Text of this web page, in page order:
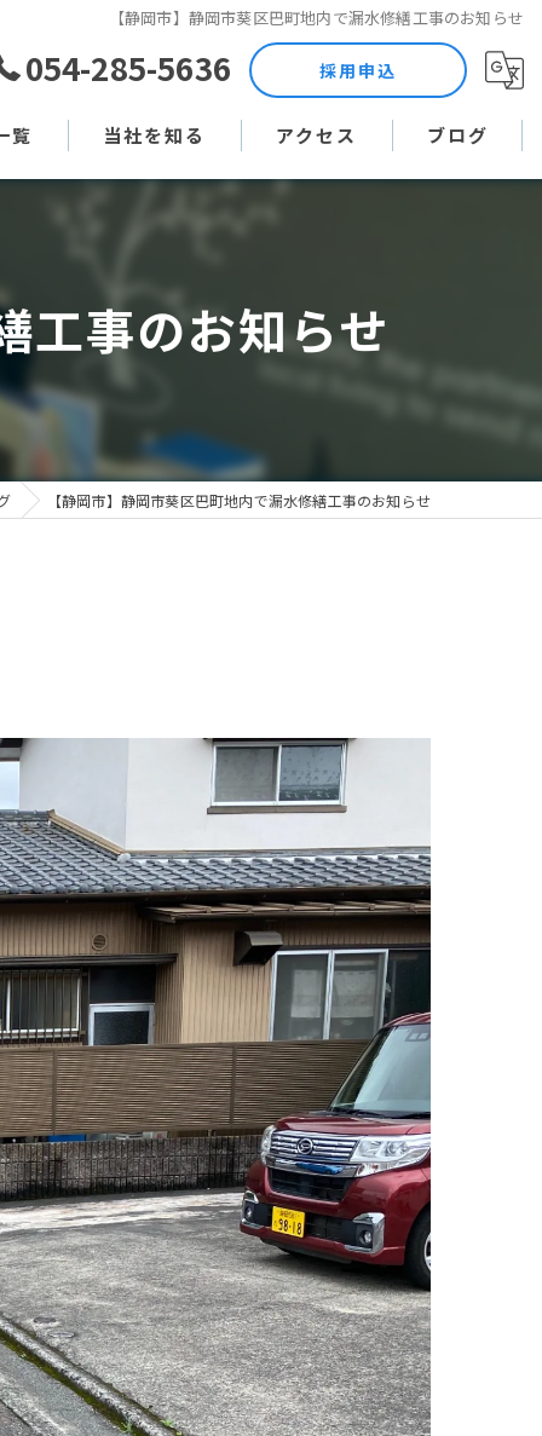
【静岡市】静岡市葵区巴町地内で漏水修繕工事のお知らせ
054-285-5636 採用申込
覧 当社を知る
未経験
直行直帰
週休二日制
アクセス ブログ
工事のお知らせ
【静岡市】静岡市葵区巴町地内で漏水修繕工事のお知らせ